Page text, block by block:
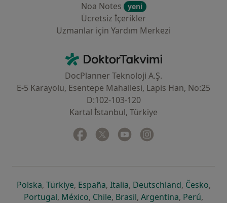
Noa Notes
yeni
Ücretsiz İçerikler
Uzmanlar için Yardım Merkezi
DoktorTakvimi - Ana Sayfa
DocPlanner Teknoloji A.Ş.
E-5 Karayolu, Esentepe Mahallesi, Lapis Han, No:25
D:102-103-120
Kartal İstanbul, Türkiye
Facebook
yeni bir sekmede açılır
Twitter
yeni bir sekmede açılır
Youtube
yeni bir sekmede açılır
Polskayeni bir sekmede açılır
, Türkiyeyeni bir sekmede açılır
, Españayeni bir sekmede açılır
, Italiayeni bir sekmede açılır
, Deutschlandyeni bir
, Českoyeni
,
Portugalyeni bir sekmede açılır
, Méxicoyeni bir sekmede açılır
, Chileyeni bir sekmede açılır
, Brasilyeni bir sekmede açılır
, Argentinayeni bir
, Perúyeni
,